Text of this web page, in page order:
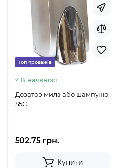
Топ продажів
В наявності
Дозатор мила або шампуню.
S5C
502.75 грн.
Купити